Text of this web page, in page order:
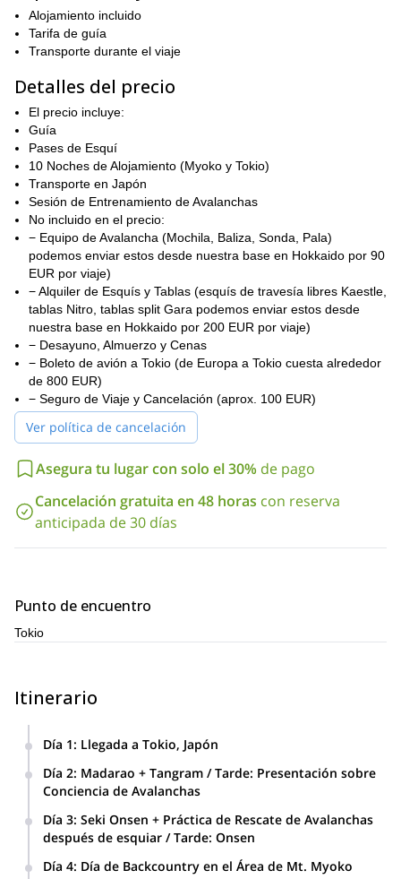
Nos alojaremos en lodges en el área de Myoko, y nos
trasladaremos a Tenjin para los últimos días. Además de esquiar,
también podemos disfrutar de algunos de los innumerables
onsens en el pueblo para relajarnos después de un intenso día
de esquí, ¡y también divertirnos en una noche de karaoke!
Para asegurar la seguridad, el itinerario también incluye una
Presentación de Conciencia sobre Avalanchas y una Práctica de
Rescate de Avalanchas.
Por favor, ponte en contacto con nosotros si quieres unirte a este
viaje de freeride y esquí de travesía en Honshu, Japón. Será un
placer guiarte. Puedes solicitar unirte a una de las fechas de
grupo programadas, o si tenemos capacidad también podemos
organizar una fecha privada para tu grupo.
En caso de que estés interesado en otro destino en Japón,
puedes revisar este increíbleViaje de Esquí en Polvo en la Zona
de Niseko y Sapporo .
Alojamiento incluido
Tarifa de guía
Transporte durante el viaje
Detalles del precio
El precio incluye:
Guía
Pases de Esquí
10 Noches de Alojamiento (Myoko y Tokio)
Transporte en Japón
Sesión de Entrenamiento de Avalanchas
No incluido en el precio:
− Equipo de Avalancha (Mochila, Baliza, Sonda, Pala)
podemos enviar estos desde nuestra base en Hokkaido por 90
EUR por viaje)
− Alquiler de Esquís y Tablas (esquís de travesía libres Kaestle,
tablas Nitro, tablas split Gara podemos enviar estos desde
nuestra base en Hokkaido por 200 EUR por viaje)
− Desayuno, Almuerzo y Cenas
− Boleto de avión a Tokio (de Europa a Tokio cuesta alrededor
de 800 EUR)
− Seguro de Viaje y Cancelación (aprox. 100 EUR)
Ver política de cancelación
Asegura tu lugar con solo el 30% de pago
Cancelación gratuita en 48 horas con reserva
anticipada de 30 días
Punto de encuentro
Tokio
Itinerario
Día 1: Llegada a Tokio, Japón
llevaremos a cenar.
Día 2: Madarao + Tangram / Tarde: Presentación sobre
Conciencia de Avalanchas
freeride con la posibilidad de cortas caminatas a algunas
líneas de backcountry más largas. Después de esquiar,
aprenderás cómo navegar de manera segura por el terreno
Día 3: Seki Onsen + Práctica de Rescate de Avalanchas
después de esquiar / Tarde: Onsen
del esquí en polvo con dos telesillas, uno de los cuales es el
Día 4: Día de Backcountry en el Área de Mt. Myoko